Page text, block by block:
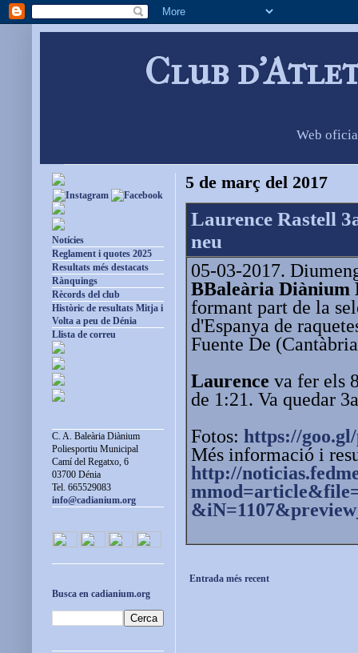
Club
Web
5 de març del 2017
Laurence Rastell
neu
05-03-2017.
BBaleària Diànium
formant part de la
d'Espanya de
Fuente De
Laurence va fer els
de 1:21. Va quedar
Fotos: https://
Més informació i
http://
Entrada més recent
Notícies
Reglament i quotes 2025
Resultats més destacats
Rànquings
Rècords del club
Històric de resultats Mitja i
Volta a peu de Dénia
Llista de correu
C. A. Baleària Diànium
Poliesportiu Municipal
Camí del Regatxo, 6
03700 Dénia
Tel. 665529083
info@cadianium.org
Busca en cadianium.org